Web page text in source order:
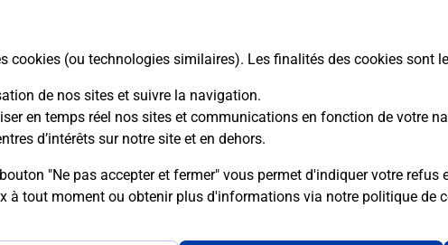
cookies (ou technologies similaires). Les finalités des cookies sont
de nos sites et suivre la navigation.
en temps réel nos sites et communications en fonction de votre
d’intérêts sur notre site et en dehors.
"Ne pas accepter et fermer" vous permet d'indiquer votre refus
à tout moment ou obtenir plus d'informations via notre politique de